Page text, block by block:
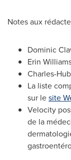
Notes aux
Dominic
Erin
Charles-
La liste
sur lesite
Velocity
de la